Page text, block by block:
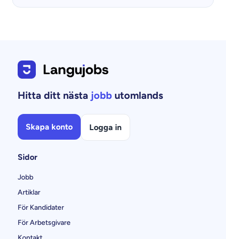
Hitta ditt nästa jobb utomlands
Skapa konto Logga in
Sidor
Jobb
Artiklar
För Kandidater
För Arbetsgivare